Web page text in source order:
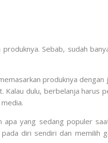
Sebab, sudah
produknya dengan
Kalau dulu, berbelanja
yang sedang populer
diri sendiri dan memilih